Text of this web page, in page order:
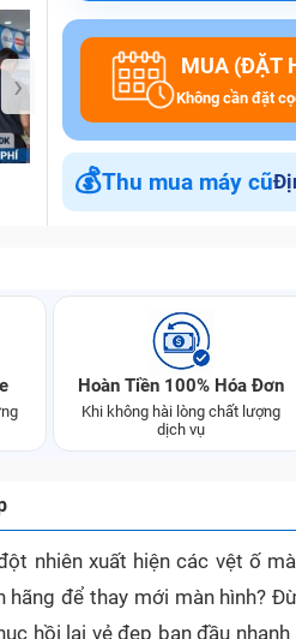
›
MUA (ĐẶT
Không cần đặt
💰Thu mua máy cũ
Hoàn Tiền 100% Hóa Đơn
Khi không hài lòng chất lượng
dịch vụ
nhiên xuất hiện các vệt ố
để thay mới màn hình?
hồi lại vẻ đẹp ban đầu